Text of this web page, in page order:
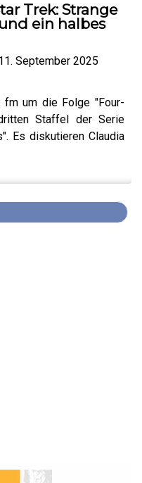
Trek: Strange
ein halbes
September 2025
um die Folge "Four-
Staffel der Serie
Es diskutieren Claudia